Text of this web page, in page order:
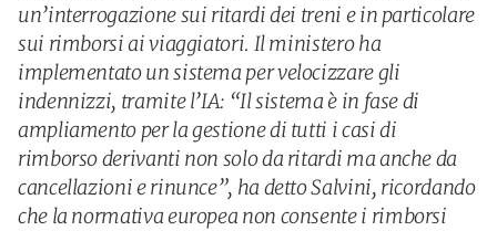
un’interrogazione sui ritardi dei treni e in particolare
sui rimborsi ai viaggiatori. Il ministero ha
implementato un sistema per velocizzare gli
indennizzi, tramite l’IA: “Il sistema è in fase di
ampliamento per la gestione di tutti i casi di
rimborso derivanti non solo da ritardi ma anche da
cancellazioni e rinunce”, ha detto Salvini, ricordando
che la normativa europea non consente i rimborsi